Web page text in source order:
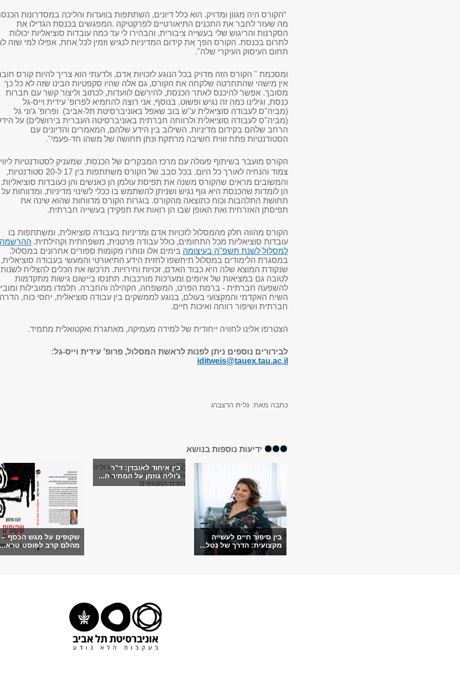
“הקורס היה מגוון ומדויק. הוא כלל דיונים, השתתפות בוועדות והליכה במסדרונות
מה שעזר לחבר את התכנים התיאורטיים לפרקטיקה .המפגשים בכנסת הגדילו את
הסקרנות והריגוש שלי בעשייה ציבורית, והבהירו לי עד כמה עובדות סוציאליות יכולות
לתרום בכנסת. הקורס הפך את קידום המדיניות לנגיש וזמין לכל אחת, אפילו למי שזה
תחום העיסוק העיקרי שלה."
ומסכמת " הקורס הזה מדויק בכל הנוגע לזכויות אדם, ולדעתי הוא צריך להיות קורס
אין מישהי שהתחרטה שלקחה את הקורס, גם אלה שהיו סקפטיות הבינו שזה לא כל כך
מסובך. אפשר להיכנס לאתר הכנסת, להירשם לוועדות, לכתוב וליצור קשר עם חברות
כנסת, וגילינו כמה זה נגיש ופשוט. בנוסף, אני רוצה להחמיא לפרופ' עידית וייס-גל
(מביה"ס לעבודה סוציאלית ע"ש בוב שאפל באוניברסיטת תל-אביב) ופרופ' ג'וני גל
(מביה"ס לעבודה סוציאלית ולרווחה חברתית באוניברסיטה העברית בירושלים) על
הרחב שלהם בקידום מדיניות. השילוב בין הידע שלהם, המאמרים והדיונים עם
הסטודנטיות פתח זווית חשיבה מרתקת ונתן תחושה של משהו חד-פעמי".
הקורס מועבר בשיתוף פעולה עם מרכז המבקרים של הכנסת, שמעניק לסטודנטיות ליווי
צמוד והנחיה לאורך כל היום.
בכל סבב של הקורס משתתפות בין 17 ל-20 סטודנטיות,
והמשובים מראים שהקורס משנה את תפיסת עולמן הן כאנשים והן כעובדות סוציאליות.
הן לומדות שהכנסת היא גוף נגיש ושניתן להשתמש בו ככלי לשינוי מדיניות, ומדווחות על
תחושת התלהבות וכוח כתוצאה מהקורס. בוגרות הקורס מדווחות שהוא שינה את
תפיסתן האזרחית ואת האופן שבו הן רואות את תפקידן בעשייה חברתית.
הקורס מהווה חלק מהמסלול לזכויות אדם ומדיניות בעבודה סוציאלית, ומשתתפות בו
עובדות סוציאליות מכל התחומים, כולל עבודה פרטנית, משפחתית וקהילתית. ההרשמה
למסלול לשנת תשפ"ה בעיצומה בימים אלו ונותרו מקומות ספורים אחרונים במסלול.
במסגרת הלימודים במסלול תיחשפו לחזית הידע התיאורטי והמעשי בעבודה סוציאלית,
שנקודת המוצא שלה היא כבוד האדם, זכויות וחירויות. תרכשו את הכלים להצליח לשנות
לטובה גם במציאות של איומים ומערכות מורכבות. תתנסו ביישום גישות מתקדמות
להשפעה חברתית - ברמת הפרט, המשפחה, הקהילה והחברה. תלמדו ממובילות
השיח האקדמי והמקצועי בעולם, בנוגע לממשקים בין עבודה סוציאלית, יחסי כוח, הדרה
חברתית ושיפור רווחה ואיכות חיים.
הצטרפו אלינו לחוויה ייחודית של למידה מעמיקה, מאתגרת ואקטואלית מתמיד.
לבירורים נוספים ניתן לפנות לראשת המסלול, פרופ' עידית וייס-גל:
iditweis@tauex.tau.ac.il
כתבה מאת: גלית הרצברג
ידיעות נוספות בנושא
בין סיפור חיים לעשייה
מקצועית: הדרך של נטל...
בין איחוד לאובדן: ד"ר
ג'וליה גוזמן על המחיר ה...
שקופים על מגש הכסף –
מהלם קרב לפוסט טרא...